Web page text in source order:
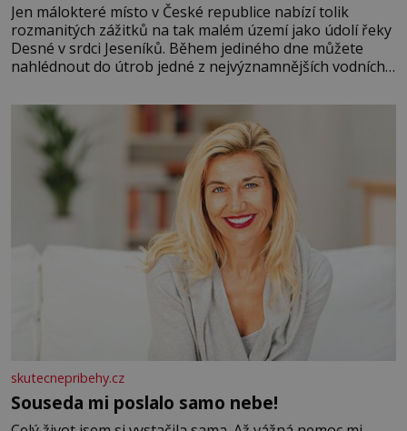
Jen málokteré místo v České republice nabízí tolik
rozmanitých zážitků na tak malém území jako údolí řeky
Desné v srdci Jeseníků. Během jediného dne můžete
nahlédnout do útrob jedné z nejvýznamnějších vodních
se na koloběžce a den zakončit poznáváním památek ve
Velkých Losinách nebo v termálním
skutecnepribehy.cz
Souseda mi poslalo samo nebe!